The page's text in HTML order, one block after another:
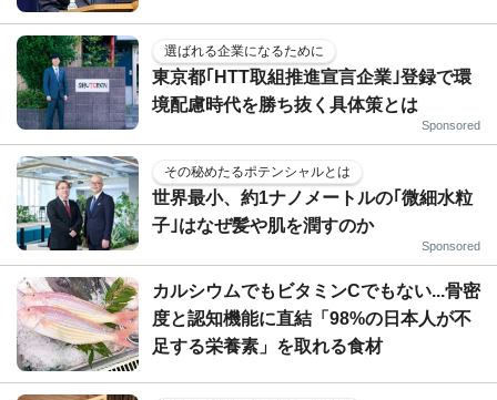
選ばれる企業になるために
東京都｢HTT取組推進宣言企業｣登録で環
境配慮時代を勝ち抜く具体策とは
Sponsored
その秘めたるポテンシャルとは
世界最小、約1ナノメートルの｢微細水粒
子｣はなぜ髪や肌を潤すのか
Sponsored
カルシウムでもビタミンCでもない...骨密
度と認知機能に直結「98%の日本人が不
足する栄養素」を取れる食材